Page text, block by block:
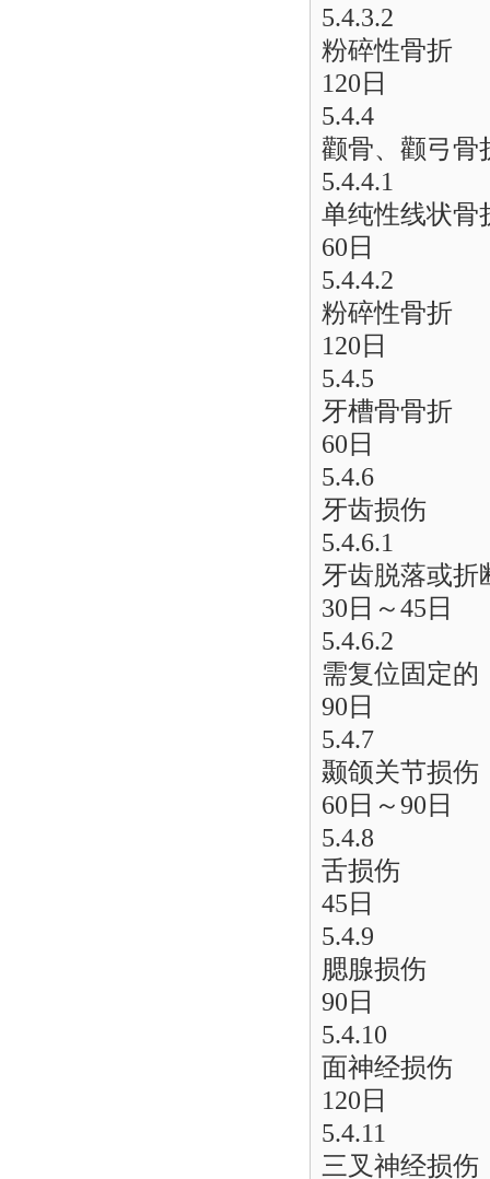
5.4.3.2
粉碎性骨折
120日
5.4.4
颧骨、颧弓骨
5.4.4.1
单纯性线状骨
60日
5.4.4.2
粉碎性骨折
120日
5.4.5
牙槽骨骨折
60日
5.4.6
牙齿损伤
5.4.6.1
牙齿脱落或折
30日～45日
5.4.6.2
需复位固定的
90日
5.4.7
颞颌关节损伤
60日～90日
5.4.8
舌损伤
45日
5.4.9
腮腺损伤
90日
5.4.10
面神经损伤
120日
5.4.11
三叉神经损伤